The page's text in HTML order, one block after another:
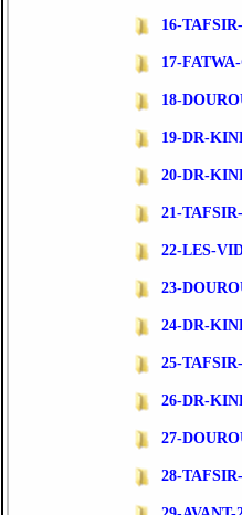
16-
17-
18-
19-DR-
20-DR-
21-
22-LES-
23-
24-DR-
25-
26-DR-
27-
28-